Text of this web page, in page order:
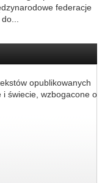
federacje
opublikowanych
i świecie, wzbogacone o